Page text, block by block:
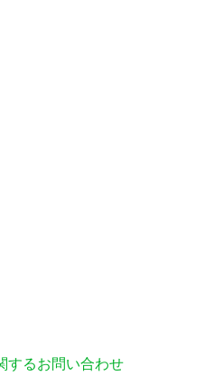
するお問い合わせ